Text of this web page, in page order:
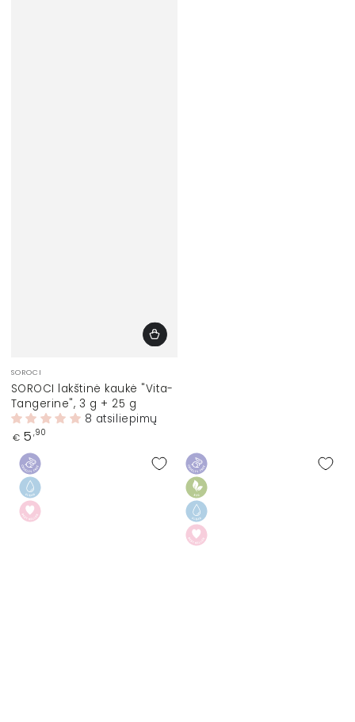
Prekinis
ženklas:
SOROCI
SOROCI lakštinė kaukė "Vita-
Tangerine", 3 g + 25 g
8 atsiliepimų
Įprasta
€ 5 ,90